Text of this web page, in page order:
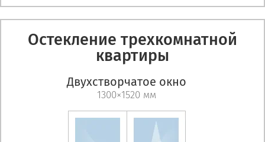
Остекление трехкомнатной
квартиры
Двухстворчатое окно
1300×1520 мм